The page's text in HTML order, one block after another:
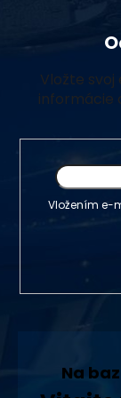
Vložte
informácie
Vložením e-
Na